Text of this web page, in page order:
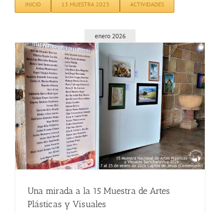
INICIO 13 MUESTRA 2023 ACTIVIDADES
enero 2026
Una mirada a la 15 Muestra de Artes
Plásticas y Visuales